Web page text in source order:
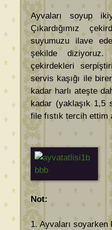
Ayvaları soyup
Çıkardığımız
suyumuzu ilave
şekilde diziyoruz.
çekirdekleri
servis kaşığı ile
kadar harlı ateşte
kadar (yaklaşık 1,5
file fıstık tercih ettim
Not:
1. Ayvaları